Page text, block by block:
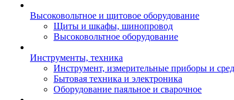
Высоковольтное и щитовое оборудование
Щиты и шкафы, шинопровод
Высоковольтное оборудование
Инструменты, техника
Инструмент, измерительные приборы и
Бытовая техника и электроника
Оборудование паяльное и сварочное